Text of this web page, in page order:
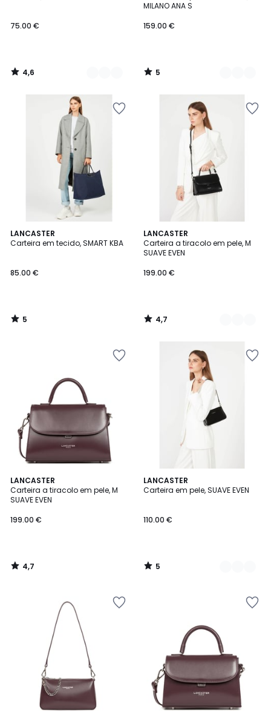
75.00 €
4,6
/
MILANO ANA S
159.00 €
5
5
/
LANCASTER
Carteira em tecido, SMART KBA
85.00 €
5
/
5
/
LANCASTER
Carteira a tiracolo em pele, M
SUAVE EVEN
199.00 €
4,7
/ 5
2
Cores
4,7
/
LANCASTER
Carteira a tiracolo em pele, M
SUAVE EVEN
199.00 €
4,7
/ 5
4,7
/
LANCASTER
Carteira em pele, SUAVE EVEN
110.00 €
5
/
4
Cores
5
/